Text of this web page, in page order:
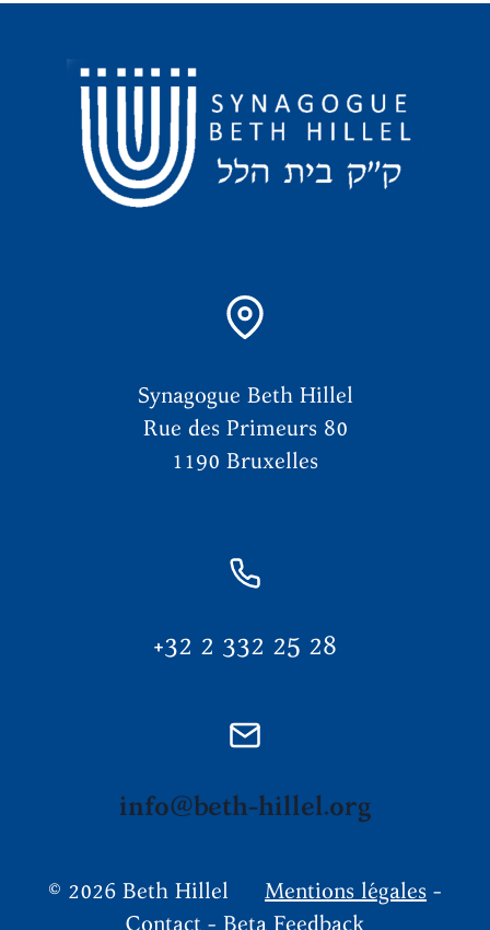
Synagogue Beth Hillel
Rue des Primeurs 80
1190 Bruxelles
+32 2 332 25 28
info@beth-hillel.org
© 2026 Beth Hillel Mentions légales -
Contact - Beta Feedback